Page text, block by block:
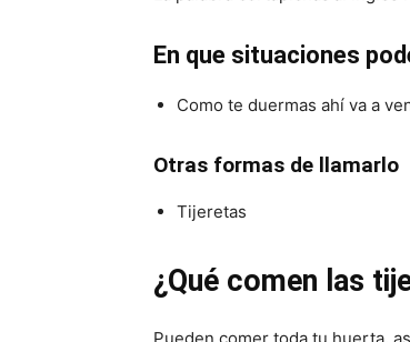
En que situaciones
Como te duermas ahí va a
Otras formas de llamarlo
Tijeretas
¿Qué comen las